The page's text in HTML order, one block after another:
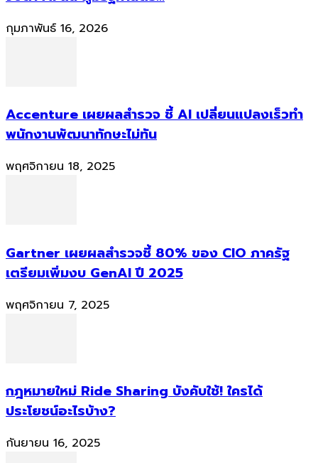
กุมภาพันธ์ 16, 2026
Accenture เผยผลสำรวจ ชี้ AI เปลี่ยนแปลงเร็วทำ
พนักงานพัฒนาทักษะไม่ทัน
พฤศจิกายน 18, 2025
Gartner เผยผลสำรวจชี้ 80% ของ CIO ภาครัฐ
เตรียมเพิ่มงบ GenAI ปี 2025
พฤศจิกายน 7, 2025
กฎหมายใหม่ Ride Sharing บังคับใช้! ใครได้
ประโยชน์อะไรบ้าง?
กันยายน 16, 2025